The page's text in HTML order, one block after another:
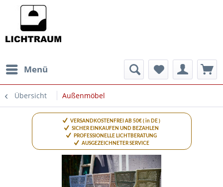
Menü
Übersicht Außenmöbel
VERSANDKOSTENFREI AB 50€ ( in DE )
SICHER EINKAUFEN UND BEZAHLEN
PROFESSIONELLE LICHTBERATUNG
AUSGEZEICHNETER SERVICE